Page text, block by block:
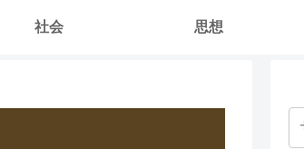
社会 思想